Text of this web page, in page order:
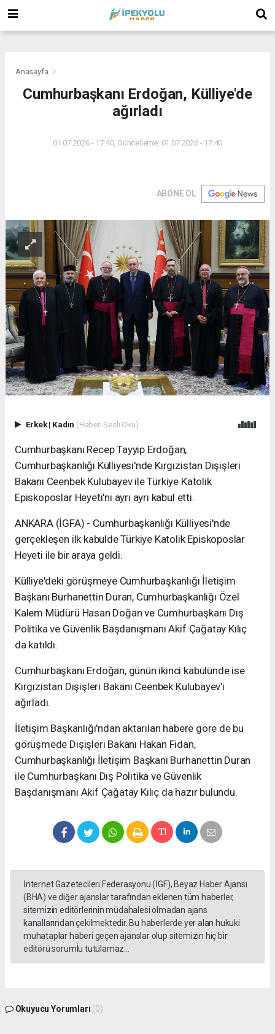
Anasayfa
Cumhurbaşkanı Erdoğan, Külliye'de
ağırladı
01.07.2026 - 17:40, Güncelleme: 01.07.2026 - 17:40
ABONE OL
Erkek| Kadın (Haberi Sesli Oku)
Cumhurbaşkanı Recep Tayyip Erdoğan,
Cumhurbaşkanlığı Külliyesi'nde Kırgızistan Dışişleri
Bakanı Ceenbek Kulubayev ile Türkiye Katolik
Episkoposlar Heyeti'ni ayrı ayrı kabul etti.
ANKARA (İGFA) - Cumhurbaşkanlığı Külliyesi'nde
gerçekleşen ilk kabulde Türkiye Katolik Episkoposlar
Heyeti ile bir araya geldi.
Külliye'deki görüşmeye Cumhurbaşkanlığı İletişim
Başkanı Burhanettin Duran, Cumhurbaşkanlığı Özel
Kalem Müdürü Hasan Doğan ve Cumhurbaşkanı Dış
Politika ve Güvenlik Başdanışmanı Akif Çağatay Kılıç
da katıldı.
Cumhurbaşkanı Erdoğan, günün ikinci kabulünde ise
Kırgızistan Dışişleri Bakanı Ceenbek Kulubayev'i
ağırladı.
İletişim Başkanlığı'ndan aktarılan habere göre de bu
görüşmede Dışişleri Bakanı Hakan Fidan,
Cumhurbaşkanlığı İletişim Başkanı Burhanettin Duran
ile Cumhurbaşkanı Dış Politika ve Güvenlik
Başdanışmanı Akif Çağatay Kılıç da hazır bulundu.
İnternet Gazetecileri Federasyonu (İGF), Beyaz Haber Ajansı
(BHA) ve diğer ajanslar tarafından eklenen tüm haberler,
sitemizin editörlerinin müdahalesi olmadan ajans
kanallarından çekilmektedir. Bu haberlerde yer alan hukuki
muhataplar haberi geçen ajanslar olup sitemizin hiç bir
editörü sorumlu tutulamaz...
Okuyucu Yorumları (0)